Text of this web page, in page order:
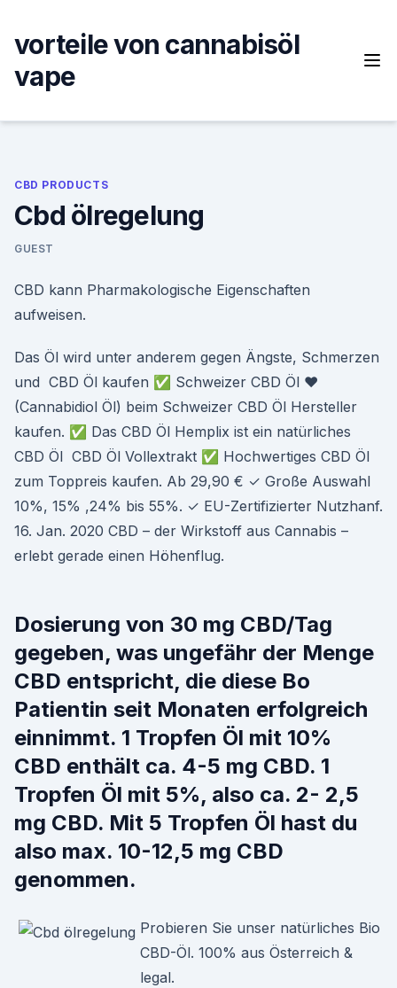
content
vorteile von cannabisöl
vape
CBD PRODUCTS
Cbd ölregelung
GUEST
CBD kann Pharmakologische Eigenschaften
aufweisen.
Das Öl wird unter anderem gegen Ängste, Schmerzen
und CBD Öl kaufen ✅ Schweizer CBD Öl ❤
(Cannabidiol Öl) beim Schweizer CBD Öl Hersteller
kaufen. ✅ Das CBD Öl Hemplix ist ein natürliches
CBD Öl CBD Öl Vollextrakt ✅ Hochwertiges CBD Öl
zum Toppreis kaufen. Ab 29,90 € ✓ Große Auswahl
10%, 15% ,24% bis 55%. ✓ EU-Zertifizierter Nutzhanf.
16. Jan. 2020 CBD – der Wirkstoff aus Cannabis –
erlebt gerade einen Höhenflug.
Dosierung von 30 mg CBD/Tag
gegeben, was ungefähr der Menge
CBD entspricht, die diese Bo
Patientin seit Monaten erfolgreich
einnimmt. 1 Tropfen Öl mit 10%
CBD enthält ca. 4-5 mg CBD. 1
Tropfen Öl mit 5%, also ca. 2- 2,5
mg CBD. Mit 5 Tropfen Öl hast du
also max. 10-12,5 mg CBD
genommen.
Probieren Sie unser natürliches Bio
CBD-Öl. 100% aus Österreich &
legal.